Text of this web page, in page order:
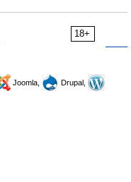
18+
Joomla,
Drupal,